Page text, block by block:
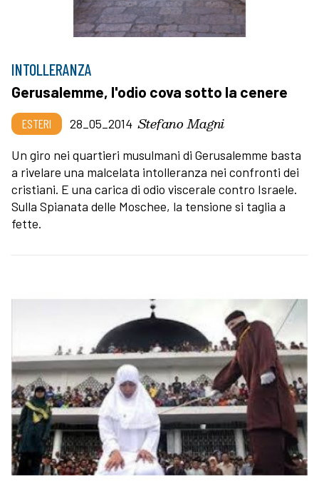
INTOLLERANZA
Gerusalemme, l'odio cova sotto la cenere
ESTERI 28_05_2014 Stefano Magni
Un giro nei quartieri musulmani di Gerusalemme basta
a rivelare una malcelata intolleranza nei confronti dei
cristiani. E una carica di odio viscerale contro Israele.
Sulla Spianata delle Moschee, la tensione si taglia a
fette.